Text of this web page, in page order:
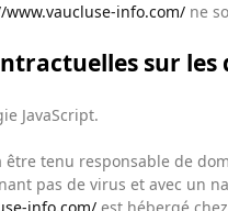
www.vaucluse-info.com/ ne
sur les
JavaScript.
tenu responsable de
pas de virus et avec un